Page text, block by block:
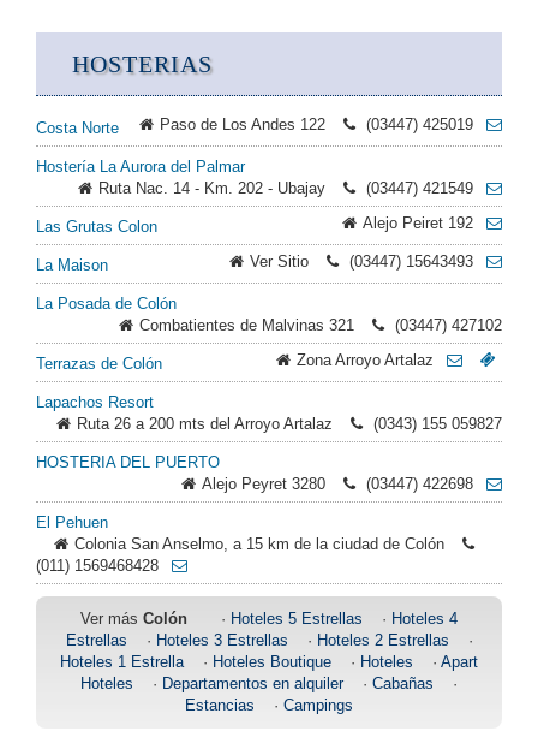
HOSTERIAS
Costa Norte Paso de Los Andes 122 (03447) 425019
Hostería La Aurora del Palmar
Ruta Nac. 14 - Km. 202 - Ubajay
(03447) 421549
Las Grutas Colon Alejo Peiret 192
La Maison Ver Sitio (03447) 15643493
La Posada de Colón
Combatientes de Malvinas 321
(03447) 427102
Terrazas de Colón Zona Arroyo Artalaz
Lapachos Resort
Ruta 26 a 200 mts del Arroyo Artalaz
(0343) 155 059827
HOSTERIA DEL PUERTO
Alejo Peyret 3280
(03447) 422698
El Pehuen
Colonia San Anselmo, a 15 km de la ciudad de Colón
(011) 1569468428
Ver más Colón · Hoteles 5 Estrellas · Hoteles 4
Estrellas · Hoteles 3 Estrellas · Hoteles 2 Estrellas ·
Hoteles 1 Estrella· Hoteles Boutique · Hoteles · Apart
Hoteles · Departamentos en alquiler· Cabañas ·
Estancias · Campings